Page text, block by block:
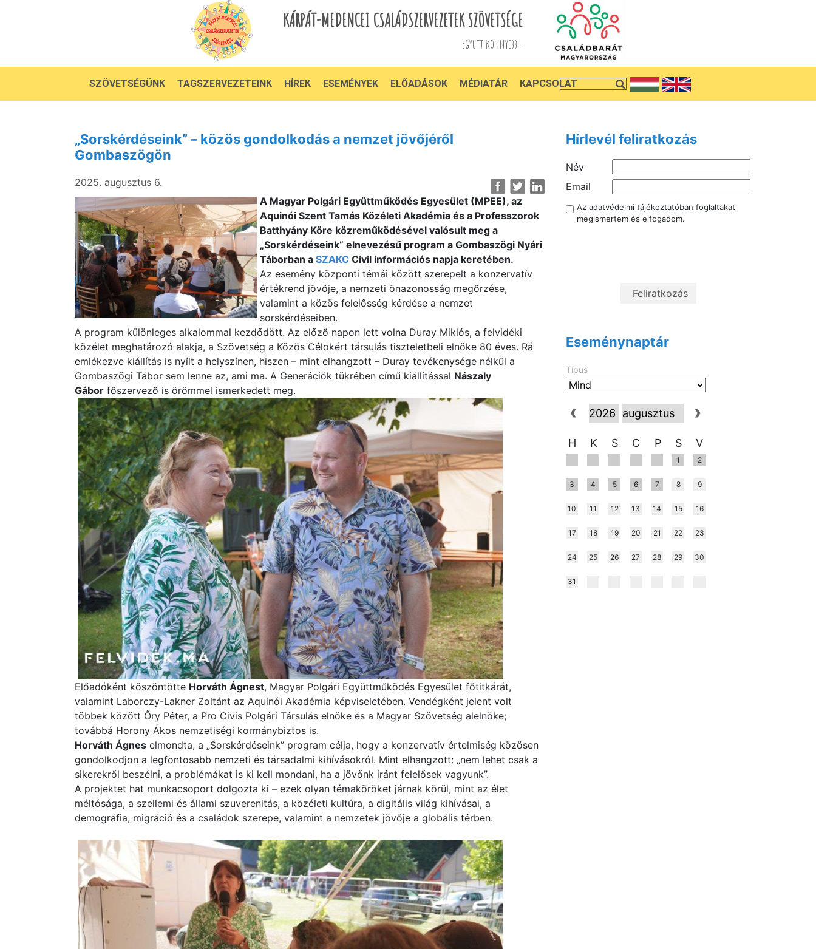
KÁRPÁT-MEDENCEI CSALÁDSZERVEZETEK SZÖVETSÉGE
Együtt könnyebb...
SZÖVETSÉGÜNK TAGSZERVEZETEINK HÍREK ESEMÉNYEK ELŐADÁSOK MÉDIATÁR KAPCSOLAT
„Sorskérdéseink” – közös gondolkodás a nemzet jövőjéről
Gombaszögön
2025. augusztus 6.
A Magyar Polgári Együttműködés Egyesület (MPEE), az
Aquinói Szent Tamás Közéleti Akadémia és a Professzorok
Batthyány Köre közreműködésével valósult meg a
„Sorskérdéseink” elnevezésű program a Gombaszögi Nyári
Táborban a SZAKC Civil információs napja keretében.
Az esemény központi témái között szerepelt a konzervatív
értékrend jövője, a nemzeti önazonosság megőrzése,
valamint a közös felelősség kérdése a nemzet
sorskérdéseiben.
A program különleges alkalommal kezdődött. Az előző napon lett volna Duray Miklós, a felvidéki
közélet meghatározó alakja, a Szövetség a Közös Célokért társulás tiszteletbeli elnöke 80 éves. Rá
emlékezve kiállítás is nyílt a helyszínen, hiszen – mint elhangzott – Duray tevékenysége nélkül a
Gombaszögi Tábor sem lenne az, ami ma. A Generációk tükrében című kiállítással Nászaly
Gábor főszervező is örömmel ismerkedett meg.
Előadóként köszöntötte Horváth Ágnest, Magyar Polgári Együttműködés Egyesület főtitkárát,
valamint Laborczy-Lakner Zoltánt az Aquinói Akadémia képviseletében. Vendégként jelent volt
többek között Őry Péter, a Pro Civis Polgári Társulás elnöke és a Magyar Szövetség alelnöke;
továbbá Horony Ákos nemzetiségi kormánybiztos is.
Horváth Ágnes elmondta, a „Sorskérdéseink” program célja, hogy a konzervatív értelmiség közösen
gondolkodjon a legfontosabb nemzeti és társadalmi kihívásokról. Mint elhangzott: „nem lehet csak a
sikerekről beszélni, a problémákat is ki kell mondani, ha a jövőnk iránt felelősek vagyunk”.
A projektet hat munkacsoport dolgozta ki – ezek olyan témaköröket járnak körül, mint az élet
méltósága, a szellemi és állami szuverenitás, a közéleti kultúra, a digitális világ kihívásai, a
demográfia, migráció és a családok szerepe, valamint a nemzetek jövője a globális térben.
Hírlevél feliratkozás
Név
Email
Az adatvédelmi tájékoztatóban foglaltakat
megismertem és elfogadom.
Eseménynaptár
Típus
H K S C P S V
1 2
3 4 5 6 7 8 9
10 11 12 13 14 15 16
17 18 19 20 21 22 23
24 25 26 27 28 29 30
31